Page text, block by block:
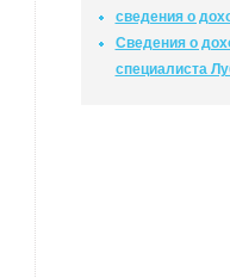
сведения о
Сведения о
специалиста